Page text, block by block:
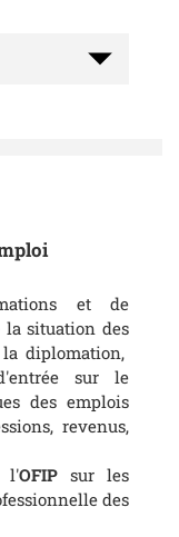
et de
situation des
diplomation,
sur le
des emplois
revenus,
l'OFIP sur les
des